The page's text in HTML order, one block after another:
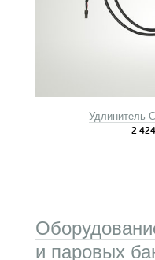
Удлинитель
2 424
и паровых